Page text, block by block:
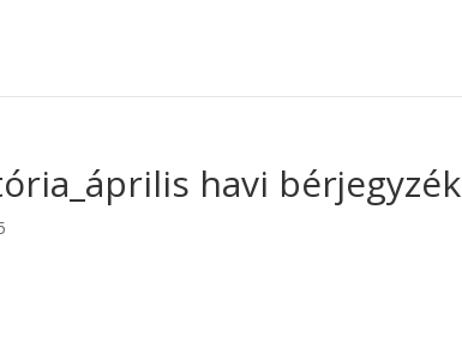
havi bérjegyzék